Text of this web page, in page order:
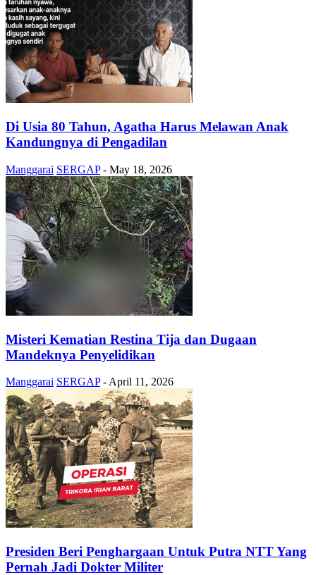
Di Usia 80 Tahun, Agatha Harus Melawan Anak
Kandungnya di Pengadilan
Manggarai SERGAP - May 18, 2026
Misteri Kematian Restina Tija dan Dugaan
Mandeknya Penyelidikan
Manggarai SERGAP - April 11, 2026
Presiden Beri Penghargaan Untuk Putra NTT Yang
Pernah Jadi Dokter Militer